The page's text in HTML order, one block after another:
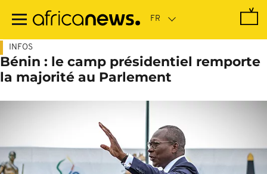
contenu
INFOS
Bénin : le camp présidentiel remporte
la majorité au Parlement